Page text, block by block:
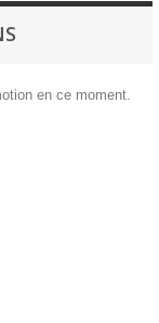
en ce moment.